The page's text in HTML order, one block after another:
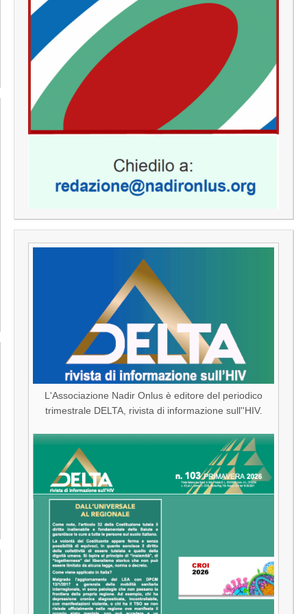
L'Associazione Nadir Onlus è editore del periodico
trimestrale DELTA, rivista di informazione sull''HIV.